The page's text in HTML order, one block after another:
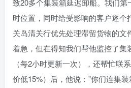
致20多个集装箱延迟卸船。我们
时位置，同时给受影响的客户逐个
关岛清关行优先处理滞留货物的文
着急，但在得知我们帮他监控了集
（每2小时更新一次），还帮忙联
价低15%）后，他说：”你们连集